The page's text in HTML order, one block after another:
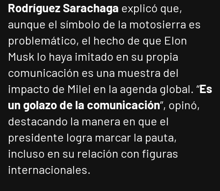
Rodríguez Sarachaga explicó que,
aunque el símbolo de la motosierra es
problemático, el hecho de que Elon
Musk lo haya imitado en su propia
comunicación es una muestra del
impacto de Milei en la agenda global. “Es
un golazo de la comunicación”, opinó,
destacando la manera en que el
presidente logra marcar la pauta,
incluso en su relación con figuras
internacionales.